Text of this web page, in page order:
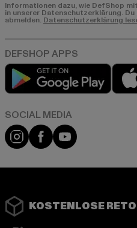
Informationen dazu, wie DefShop
in unserer Datenschutzerklärung.
abmelden. Datenschutzerklärung
Play
Instagram
FacebookYouTube
KOSTENLOSE